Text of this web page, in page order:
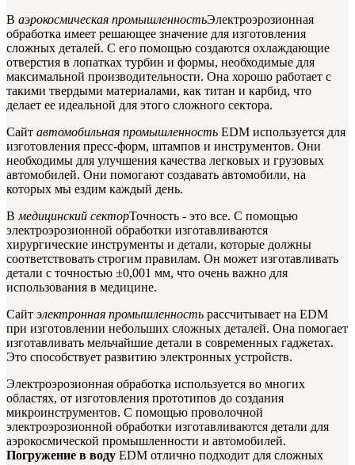
В аэрокосмическая промышленностьЭлектроэрозионная
обработка имеет решающее значение для изготовления
сложных деталей. С его помощью создаются охлаждающие
отверстия в лопатках турбин и формы, необходимые для
максимальной производительности. Она хорошо работает с
такими твердыми материалами, как титан и карбид, что
делает ее идеальной для этого сложного сектора.
Сайт автомобильная промышленность EDM используется для
изготовления пресс-форм, штампов и инструментов. Они
необходимы для улучшения качества легковых и грузовых
автомобилей. Они помогают создавать автомобили, на
которых мы ездим каждый день.
В медицинский секторТочность - это все. С помощью
электроэрозионной обработки изготавливаются
хирургические инструменты и детали, которые должны
соответствовать строгим правилам. Он может изготавливать
детали с точностью ±0,001 мм, что очень важно для
использования в медицине.
Сайт электронная промышленность рассчитывает на EDM
при изготовлении небольших сложных деталей. Она помогает
изготавливать мельчайшие детали в современных гаджетах.
Это способствует развитию электронных устройств.
Электроэрозионная обработка используется во многих
областях, от изготовления прототипов до создания
микроинструментов. С помощью проволочной
электроэрозионной обработки изготавливаются детали для
аэрокосмической промышленности и автомобилей.
Погружение в воду EDM отлично подходит для сложных